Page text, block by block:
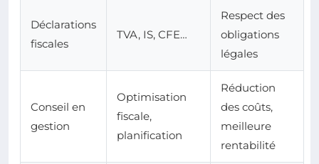
Déclarations
fiscales
TVA, IS, CFE…
Respect des
obligations
légales
Conseil en
gestion
Optimisation
fiscale,
planification
Réduction
des coûts,
meilleure
rentabilité